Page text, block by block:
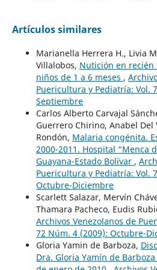
Artículos similares
Marianella Herrera H., Livia
Villalobos, Nutición en recién
niños de 1 a 6 meses ,
Puericultura y Pediatría: Vol.
Septiembre
Carlos Alberto Carvajal
Guerrero Chirino, Anabel Del
Rondón, Malaria congénita.
2000-2011. Hospital “Menca
Guayana-Estado Bolívar ,
Puericultura y Pediatría: Vol.
Octubre-Diciembre
Scarlett Salazar, Mervín
Thamara Pacheco, Eudis
Archivos Venezolanos de
72 Núm. 4 (2009): Octubre-
Gloria Yamin de Barboza,
Dra. Gloria Yamín de